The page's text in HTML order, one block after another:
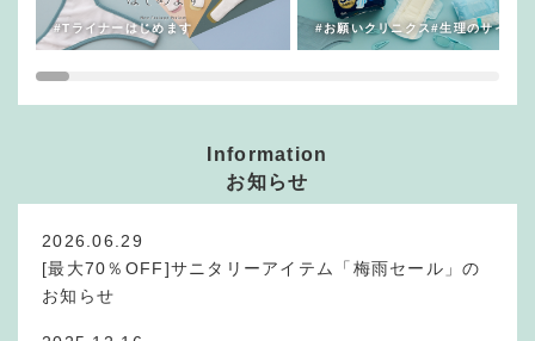
#Tライナーはじめます #お願いクリニクス#生理のサイン
Information
お知らせ
2026.06.29
[最大70％OFF]サニタリーアイテム「梅雨セール」の
お知らせ